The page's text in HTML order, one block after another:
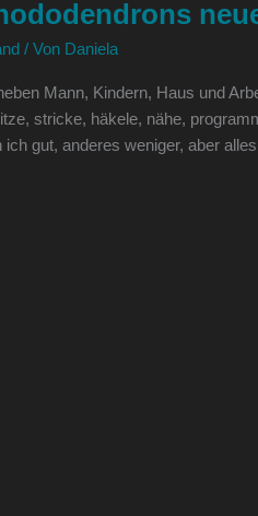
/ Von Daniela
Mann, Kindern, Haus und
stricke, häkele, nähe,
gut, anderes weniger, aber